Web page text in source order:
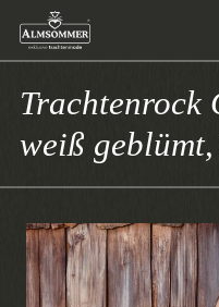
Trachtenrock
weiß